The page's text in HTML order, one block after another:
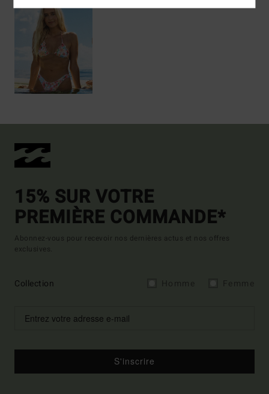
15% SUR VOTRE
PREMIÈRE COMMANDE*
Abonnez-vous pour recevoir nos dernières actus et nos offres
exclusives.
Collection
S'inscrire